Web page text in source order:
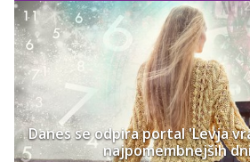
Danes se odpira portal 'Levja
najpomembnejših